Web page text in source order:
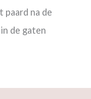
paard na de
de gaten